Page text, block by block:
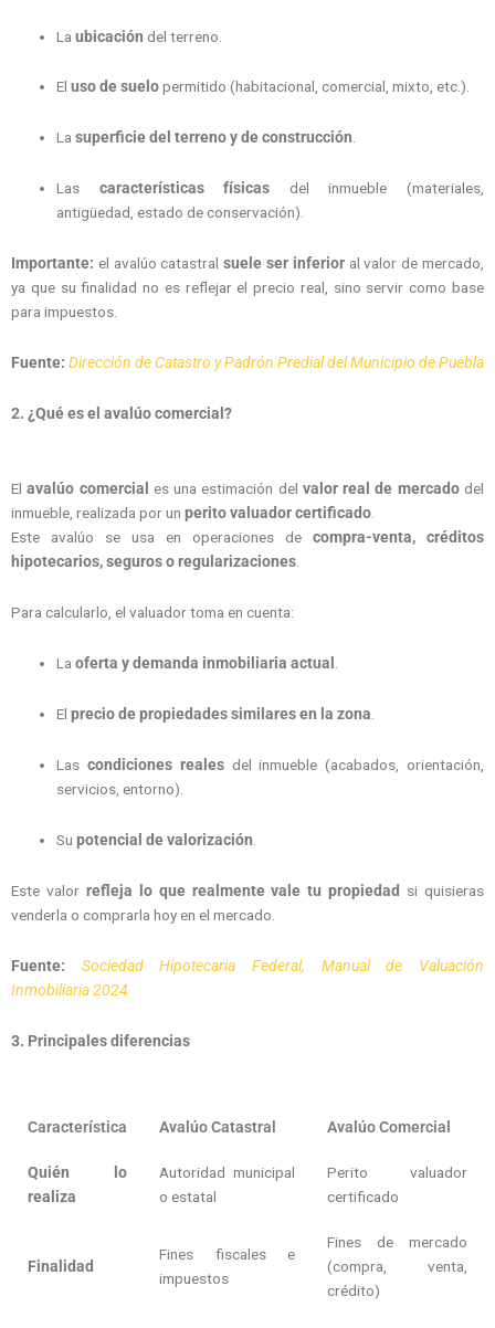
Laubicación del terreno.
Eluso de suelopermitido (habitacional, comercial, mixto, etc.).
Lasuperficie del terreno y de construcción.
Las características físicas del inmueble (materiales,
antigüedad, estado de conservación).
Importante: el avalúo catastralsuele ser inferioral valor de mercado,
ya que su finalidad no es reflejar el precio real, sino servir como base
para impuestos.
Fuente: Dirección de Catastro y Padrón Predial del Municipio de Puebla
2. ¿Qué es el avalúo comercial?
Elavalúo comercial es una estimación del valor real de mercadodel
inmueble, realizada por un perito valuador certificado
Este avalúo se usa en operaciones de compra-venta, créditos
hipotecarios, seguros o regularizaciones
Para calcularlo, el valuador toma en cuenta:
Laoferta y demanda inmobiliaria actual
Elprecio de propiedades similares en la zona
Las condiciones realesdel inmueble (acabados, orientación,
servicios, entorno).
Supotencial de valorización
Este valor refleja lo que realmente vale tu propiedad
si quisieras
venderla o comprarla hoy en el mercado.
Fuente:
Sociedad Hipotecaria Federal, Manual de Valuación
Inmobiliaria 2024
3. Principales diferencias
Característica Avalúo Catastral Avalúo Comercial
Quién lo
realiza
Autoridad municipal
o estatal
Perito valuador
certificado
Finalidad
Fines fiscales e
impuestos
Fines de mercado
(compra, venta,
crédito)